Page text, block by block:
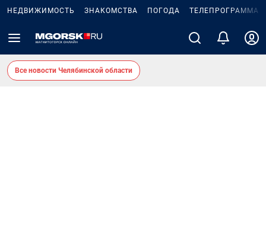
НЕДВИЖИМОСТЬ ЗНАКОМСТВА ПОГОДА ТЕЛЕПРОГРАММА
Все новости Челябинской области